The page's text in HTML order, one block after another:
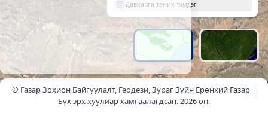
Давхарга таних тэмдэг
© Газар Зохион Байгуулалт, Геодези, Зураг Зүйн Ерөнхий Газар |
Бүх эрх хуулиар хамгаалагдсан. 2026 он.